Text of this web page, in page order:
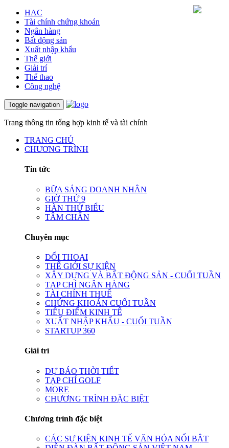
HAC
Tài chính chứng khoán
Ngân hàng
Bất động sản
Xuất nhập khẩu
Thế giới
Giải trí
Thể thao
Công nghệ
Toggle navigation
Trang thông tin tổng hợp kinh tế và tài chính
TRANG CHỦ
CHƯƠNG TRÌNH
Tin tức
BỮA SÁNG DOANH NHÂN
GIỜ THỨ 9
HÀN THỬ BIỂU
TÂM CHẤN
Chuyên mục
ĐỐI THOẠI
THẾ GIỚI SỰ KIỆN
XÂY DỰNG VÀ BẤT ĐỘNG SẢN - CUỐI TUẦN
TẠP CHÍ NGÂN HÀNG
TÀI CHÍNH THUẾ
CHỨNG KHOÁN CUỐI TUẦN
TIÊU ĐIỂM KINH TẾ
XUẤT NHẬP KHẨU - CUỐI TUẦN
STARTUP 360
Giải trí
DỰ BÁO THỜI TIẾT
TẠP CHÍ GOLF
MORE
CHƯƠNG TRÌNH ĐẶC BIỆT
Chương trình đặc biệt
CÁC SỰ KIỆN KINH TẾ VĂN HÓA NỔI BẬT